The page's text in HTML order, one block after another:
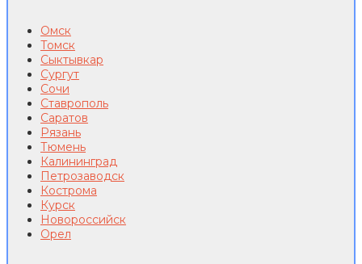
Омск
Томск
Сыктывкар
Сургут
Сочи
Ставрополь
Саратов
Рязань
Тюмень
Калининград
Петрозаводск
Кострома
Курск
Новороссийск
Орел